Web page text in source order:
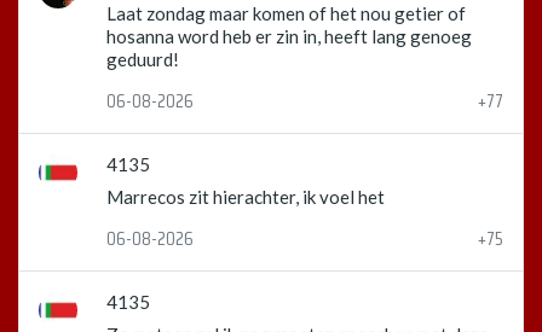
Laat zondag maar komen of het nou getier of
hosanna word heb er zin in, heeft lang genoeg
geduurd!
06-08-2026 +77
4135
Marrecos zit hierachter, ik voel het
06-08-2026 +75
4135